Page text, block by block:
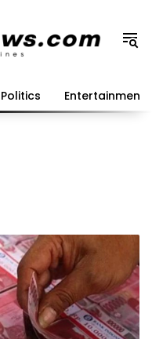
Politics Entertainment